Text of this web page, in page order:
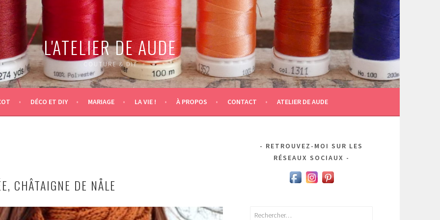
L'ATELIER DE AUDE
COUTURE & DIY
DÉCO ET DIY MARIAGE LA VIE ! À PROPOS CONTACT ATELIER DE AUDE
CHÂTAIGNE DE NÅLE
RETROUVEZ-MOI SUR LES
RÉSEAUX SOCIAUX
Rechercher :